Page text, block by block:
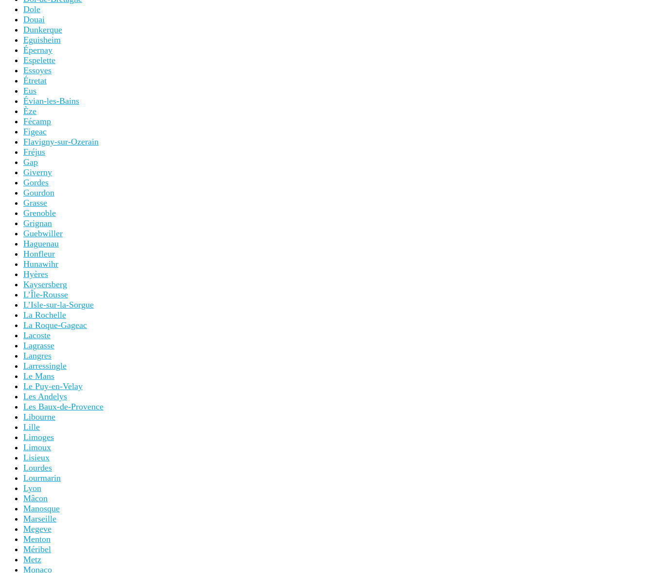
Dole
Douai
Dunkerque
Eguisheim
Épernay
Espelette
Essoyes
Étretat
Eus
Évian-les-Bains
Èze
Fécamp
Figeac
Flavigny-sur-Ozerain
Fréjus
Gap
Giverny
Gordes
Gourdon
Grasse
Grenoble
Grignan
Guebwiller
Haguenau
Honfleur
Hunawihr
Hyères
Kaysersberg
L’Île-Rousse
L’Isle-sur-la-Sorgue
La Rochelle
La Roque-Gageac
Lacoste
Lagrasse
Langres
Larressingle
Le Mans
Le Puy-en-Velay
Les Andelys
Les Baux-de-Provence
Libourne
Lille
Limoges
Limoux
Lisieux
Lourdes
Lourmarin
Lyon
Mâcon
Manosque
Marseille
Megeve
Menton
Méribel
Metz
Monaco